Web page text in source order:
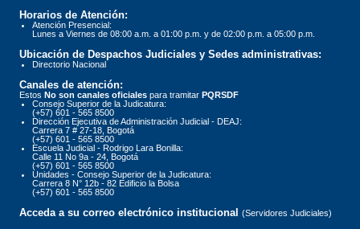
Horarios de Atención:
Atención Presencial:
Lunes a Viernes de 08:00 a.m. a 01:00 p.m. y de 02:00 p.m. a 05:00 p.m.
Ubicación de Despachos Judiciales y Sedes administrativas:
Directorio Nacional
Canales de atención:
Estos No son canales oficiales para tramitar PQRSDF
Consejo Superior de la Judicatura:
(+57) 601 - 565 8500
Dirección Ejecutiva de Administración Judicial - DEAJ:
Carrera 7 # 27-18, Bogotá
(+57) 601 - 565 8500
Escuela Judicial - Rodrigo Lara Bonilla:
Calle 11 No 9a - 24, Bogotá
(+57) 601 - 565 8500
Unidades - Consejo Superior de la Judicatura:
Carrera 8 N° 12b - 82 Edificio la Bolsa
(+57) 601 - 565 8500
Acceda a su correo electrónico institucional (Servidores Judiciales)